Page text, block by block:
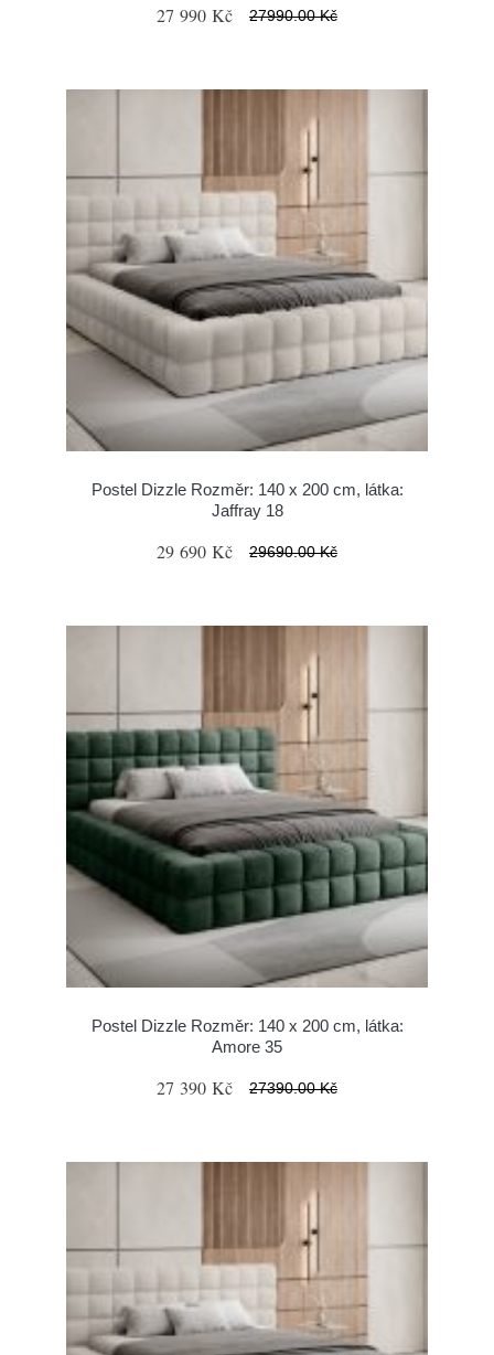
27 990 Kč 27990.00 Kč
Postel Dizzle Rozměr: 140 x 200 cm, látka:
Jaffray 18
29 690 Kč 29690.00 Kč
Postel Dizzle Rozměr: 140 x 200 cm, látka:
Amore 35
27 390 Kč 27390.00 Kč